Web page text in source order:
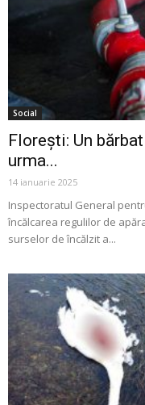
Social
Florești: Un
urma...
14 ianuarie 2025
Inspectoratul General
încălcarea regulilor de
surselor de încălzit a...